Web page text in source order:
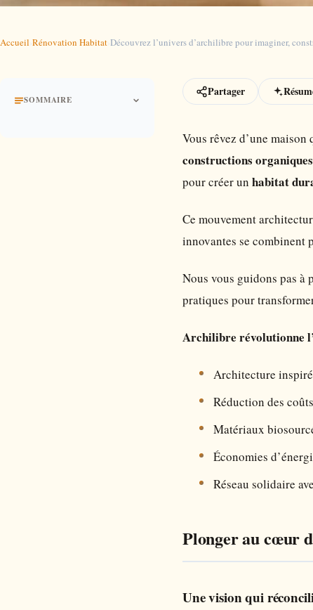
Accueil›Rénovation Habitat›Découvrez l’univers d’archilibre pour imaginer,
SOMMAIRE
Partager
Vous rêvez d’une
constructions organiques
pour créer un habitat
Ce mouvement
innovantes se
Nous vous guidons pas à
pratiques pour
Archilibre révolutionne
Architecture
Réduction des
Matériaux
Économies
Réseau solidaire
Plonger au cœur
Une vision qui